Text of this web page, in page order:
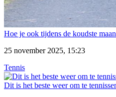
Hoe je ook tijdens de koudste
25 november 2025, 15:23
Tennis
Dit is het beste weer om te